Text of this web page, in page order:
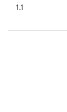
1.1